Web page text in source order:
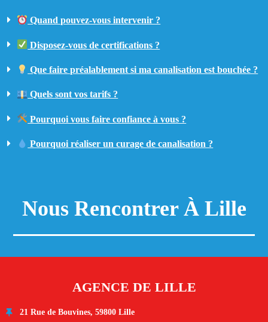
Quand pouvez-vous intervenir ?
Disposez-vous de certifications ?
Que faire préalablement si ma canalisation est bouchée ?
Quels sont vos tarifs ?
Pourquoi vous faire confiance à vous ?
Pourquoi réaliser un curage de canalisation ?
Nous Rencontrer À Lille
AGENCE DE LILLE
21 Rue de Bouvines, 59800 Lille